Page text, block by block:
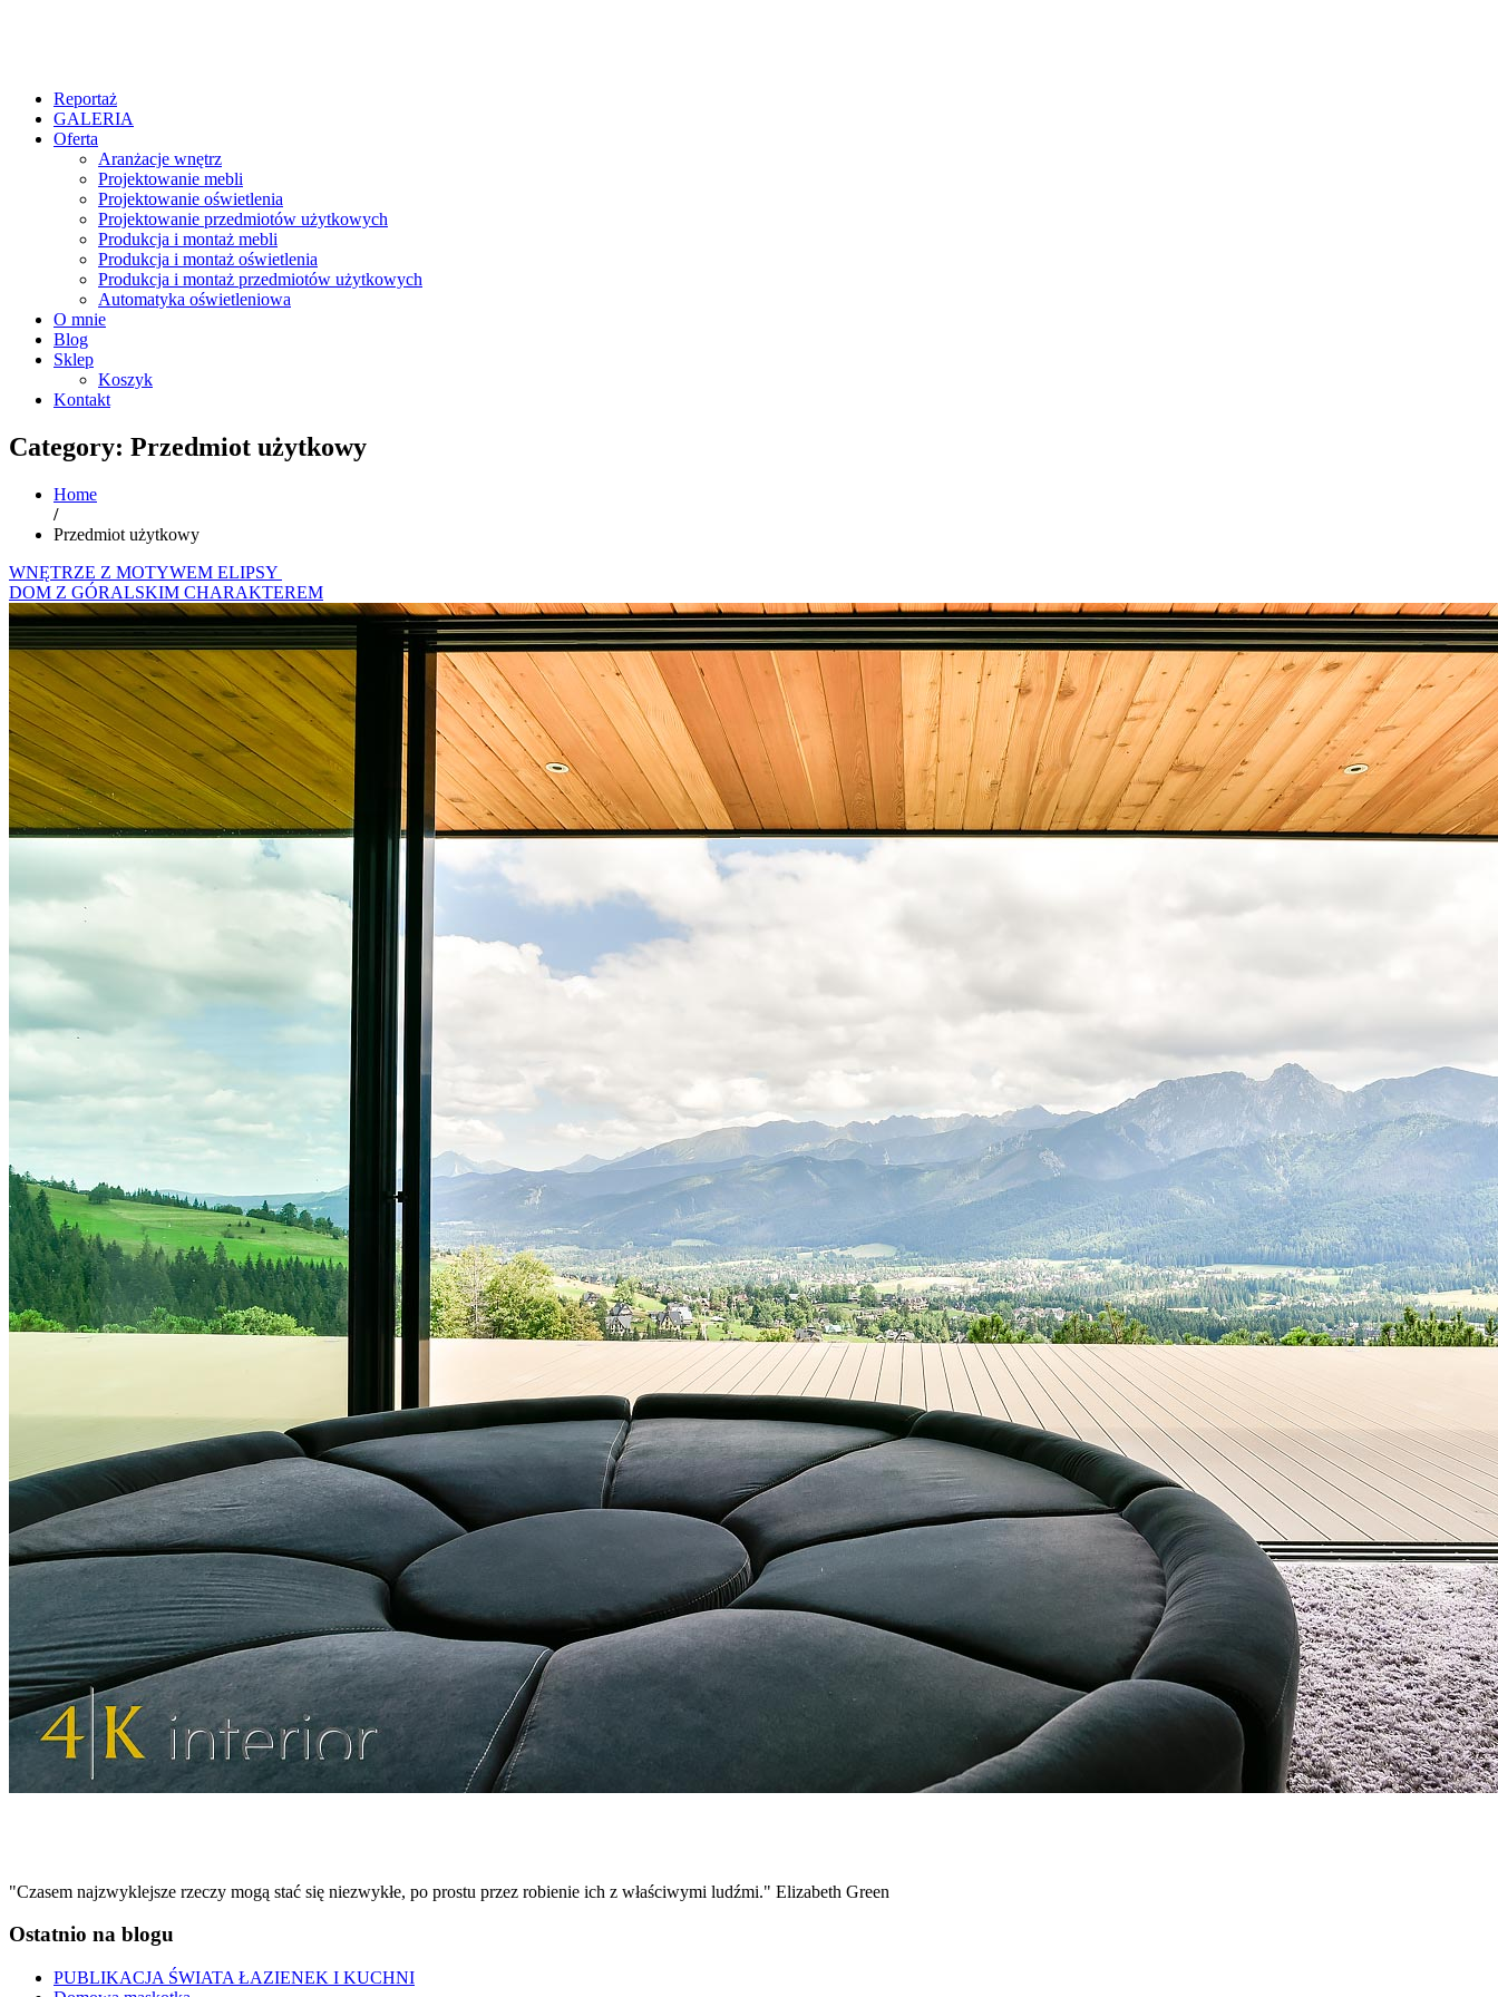
Reportaż
GALERIA
Oferta
Aranżacje wnętrz
Projektowanie mebli
Projektowanie oświetlenia
Projektowanie przedmiotów użytkowych
Produkcja i montaż mebli
Produkcja i montaż oświetlenia
Produkcja i montaż przedmiotów użytkowych
Automatyka oświetleniowa
O mnie
Blog
Sklep
Koszyk
Kontakt
Category: Przedmiot użytkowy
Home
/
Przedmiot użytkowy
WNĘTRZE Z MOTYWEM ELIPSY
DOM Z GÓRALSKIM CHARAKTEREM
"Czasem najzwyklejsze rzeczy mogą stać się niezwykłe, po prostu przez robienie ich z właściwymi ludźmi." Elizabeth Green
Ostatnio na blogu
PUBLIKACJA ŚWIATA ŁAZIENEK I KUCHNI